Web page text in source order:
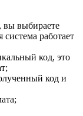
вы выбираете
система работает
код, это
код и